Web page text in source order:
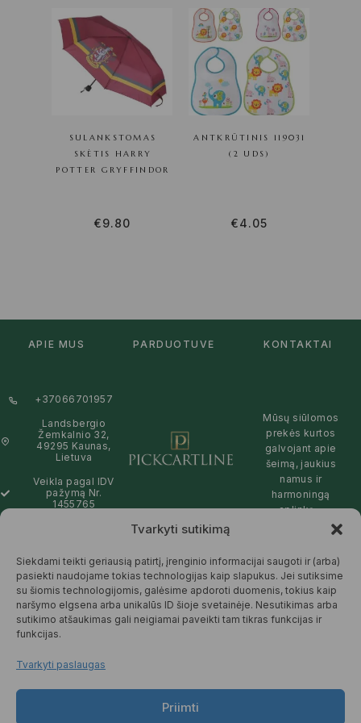
Tvarkyti sutikimą
Siekdami teikti geriausią patirtį, įrenginio informacijai saugoti ir (arba)
pasiekti naudojame tokias technologijas kaip slapukus. Jei sutiksime
su šiomis technologijomis, galėsime apdoroti duomenis, tokius kaip
naršymo elgsena arba unikalūs ID šioje svetainėje. Nesutikimas arba
sutikimo atšaukimas gali neigiamai paveikti tam tikras funkcijas ir
funkcijas.
Tvarkyti paslaugas
Priimti
SULANKSTOMAS
SKĖTIS HARRY
POTTER GRYFFINDOR
€9.80
ANTKRŪTINIS 119031
(2 UDS)
€4.05
APIE MUS PARDUOTUVĖ KONTAKTAI
+37066701957
Landsbergio
Žemkalnio 32,
49295 Kaunas,
Lietuva
Veikla pagal IDV
pažymą Nr.
1455765
09:00 - 19:00
Mūsų siūlomos
prekės kurtos
galvojant apie
šeimą, jaukius
namus ir
harmoningą
aplinką –
draugiškos tiek
Jums, tiek
gamtai.
DAUGIAU
© 2025 Pickcartline.com. Visos